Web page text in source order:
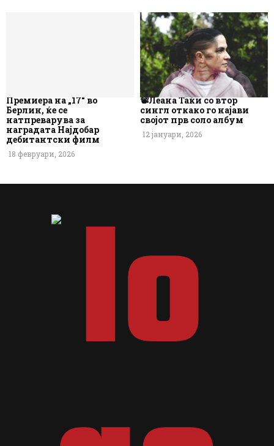
Премиера на „17“ во
Берлин, ќе се
натпреварува за
наградата Најдобар
дебитантски филм
18 февруари, 2026
📽️Леана Таќи со втор
сингл откако го најави
својот прв соло албум
12 јануари, 2026